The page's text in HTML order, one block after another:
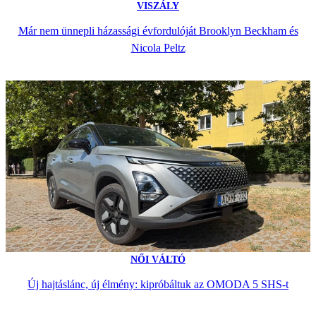
VISZÁLY
Már nem ünnepli házassági évfordulóját Brooklyn Beckham és
Nicola Peltz
NŐI VÁLTÓ
Új hajtáslánc, új élmény: kipróbáltuk az OMODA 5 SHS-t